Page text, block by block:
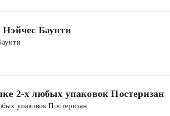
Нэйчес Баунти
2-х любых упаковок Постеризан
упаковок Постеризан